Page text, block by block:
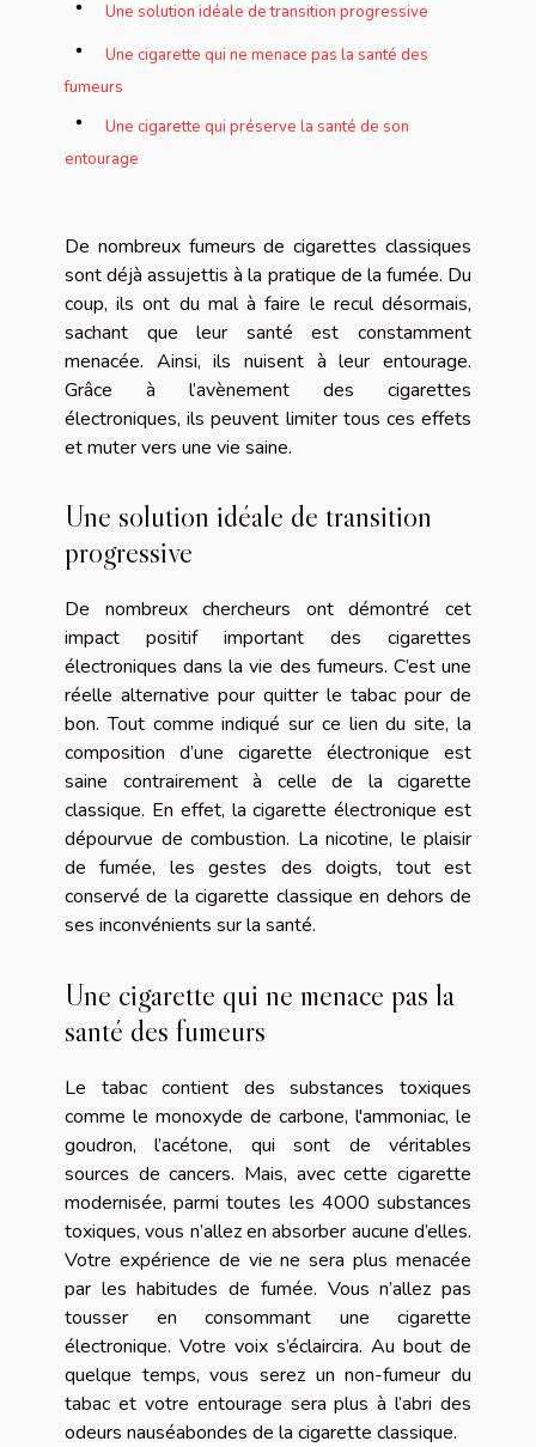
Une solution idéale de transition progressive
Une cigarette qui ne menace pas la santé des
fumeurs
Une cigarette qui préserve la santé de son
entourage
De nombreux fumeurs de cigarettes classiques
sont déjà assujettis à la pratique de la fumée. Du
coup, ils ont du mal à faire le recul désormais,
sachant que leur santé est constamment
menacée. Ainsi, ils nuisent à leur entourage.
Grâce à l’avènement des cigarettes
électroniques, ils peuvent limiter tous ces effets
et muter vers une vie saine.
Une solution idéale de transition
progressive
De nombreux chercheurs ont démontré cet
impact positif important des cigarettes
électroniques dans la vie des fumeurs. C’est une
réelle alternative pour quitter le tabac pour de
bon. Tout comme indiqué sur ce lien du site, la
composition d’une cigarette électronique est
saine contrairement à celle de la cigarette
classique. En effet, la cigarette électronique est
dépourvue de combustion. La nicotine, le plaisir
de fumée, les gestes des doigts, tout est
conservé de la cigarette classique en dehors de
ses inconvénients sur la santé.
Une cigarette qui ne menace pas la
santé des fumeurs
Le tabac contient des substances toxiques
comme le monoxyde de carbone, l'ammoniac, le
goudron, l’acétone, qui sont de véritables
sources de cancers. Mais, avec cette cigarette
modernisée, parmi toutes les 4000 substances
toxiques, vous n’allez en absorber aucune d’elles.
Votre expérience de vie ne sera plus menacée
par les habitudes de fumée. Vous n’allez pas
tousser en consommant une cigarette
électronique. Votre voix s’éclaircira. Au bout de
quelque temps, vous serez un non-fumeur du
tabac et votre entourage sera plus à l’abri des
odeurs nauséabondes de la cigarette classique.